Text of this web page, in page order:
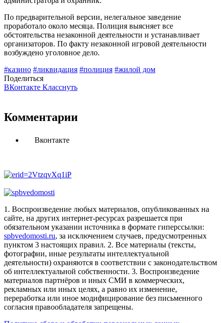
По предварительной версии, нелегальное заведение
проработало около месяца. Полиция выясняет все
обстоятельства незаконной деятельности и устанавливает
организаторов. По факту незаконной игровой деятельности
возбуждено уголовное дело.
#казино #ликвидация #полиция #жилой дом
Поделиться
ВКонтакте Класснуть
Комментарии
Вконтакте
1. Воспроизведение любых материалов, опубликованных на
сайте, на других интернет-ресурсах разрешается при
обязательном указании источника в формате гиперссылки:
spbvedomosti.ru, за исключением случаев, предусмотренных
пунктом 3 настоящих правил. 2. Все материалы (тексты,
фотографии, иные результаты интеллектуальной
деятельности) охраняются в соответствии с законодательством
об интеллектуальной собственности. 3. Воспроизведение
материалов партнёров и иных СМИ в коммерческих,
рекламных или иных целях, а равно их изменение,
переработка или иное модифицирование без письменного
согласия правообладателя запрещены.